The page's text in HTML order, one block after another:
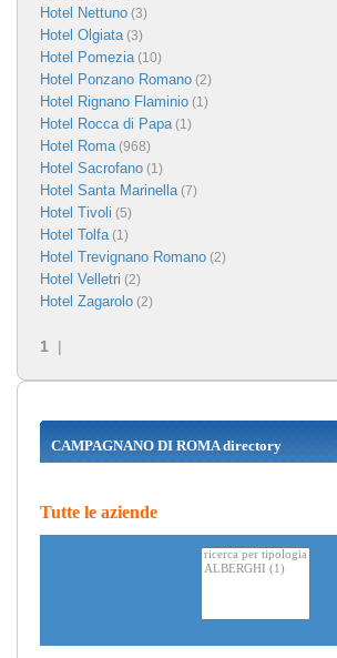
Hotel Nettuno (3)
Hotel Olgiata(3)
Hotel Pomezia(10)
Hotel Ponzano Romano (2)
Hotel Rignano Flaminio (1)
Hotel Rocca di Papa(1)
Hotel Roma(968)
Hotel Sacrofano (1)
Hotel Santa Marinella(7)
Hotel Tivoli (5)
Hotel Tolfa(1)
Hotel Trevignano Romano (2)
Hotel Velletri (2)
Hotel Zagarolo (2)
1 |
CAMPAGNANO DI ROMA directory
Tutte le aziende